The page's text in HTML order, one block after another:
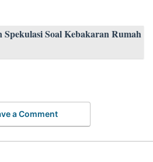
Soal Kebakaran Rumah
a Comment